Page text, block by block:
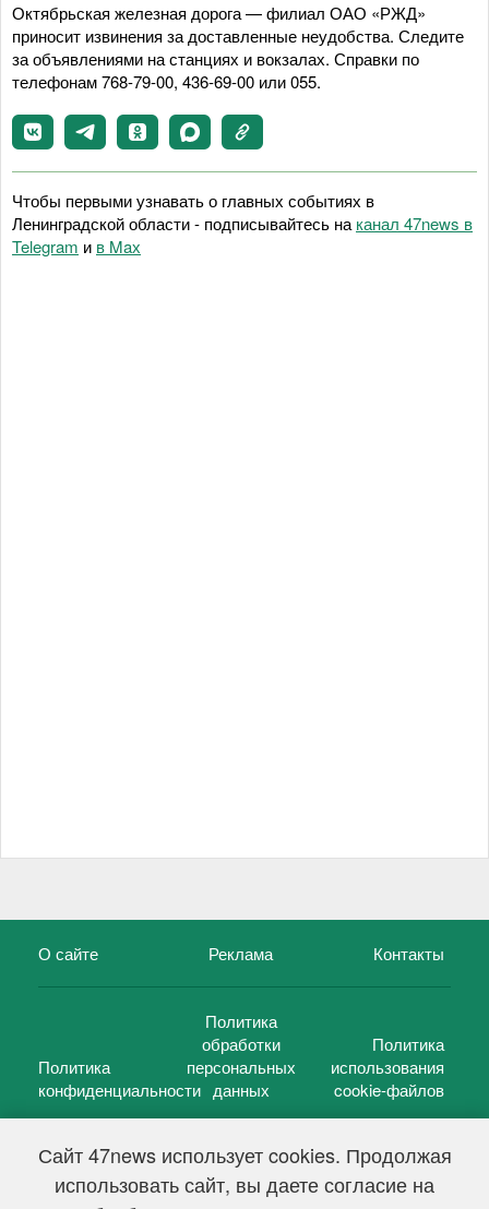
Сайт 47news использует cookies. Продолжая
использовать сайт, вы даете согласие на
Октябрьская железная дорога — филиал ОАО «РЖД»
приносит извинения за доставленные неудобства. Следите
за объявлениями на станциях и вокзалах. Справки по
телефонам 768-79-00, 436-69-00 или 055.
Чтобы первыми узнавать о главных событиях в
Ленинградской области - подписывайтесь на канал 47news в
Telegram и в Maх
О сайте Реклама Контакты
Политика
конфиденциальности
Политика
обработки
персональных
данных
Политика
использования
cookie-файлов
47 новостей (47 news)2005 — 2026 г.